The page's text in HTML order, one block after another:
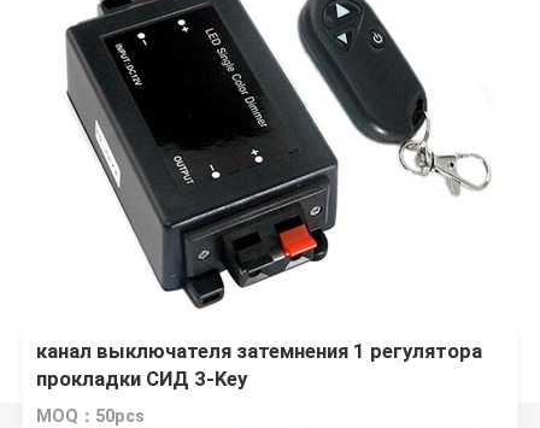
канал выключателя затемнения 1 регулятора
прокладки СИД 3-Key
MOQ：50pcs